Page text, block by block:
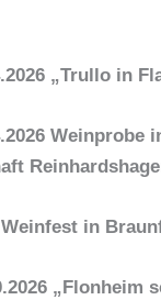
„Trullo in
Weinprobe
Weinfest in
„Flonheim